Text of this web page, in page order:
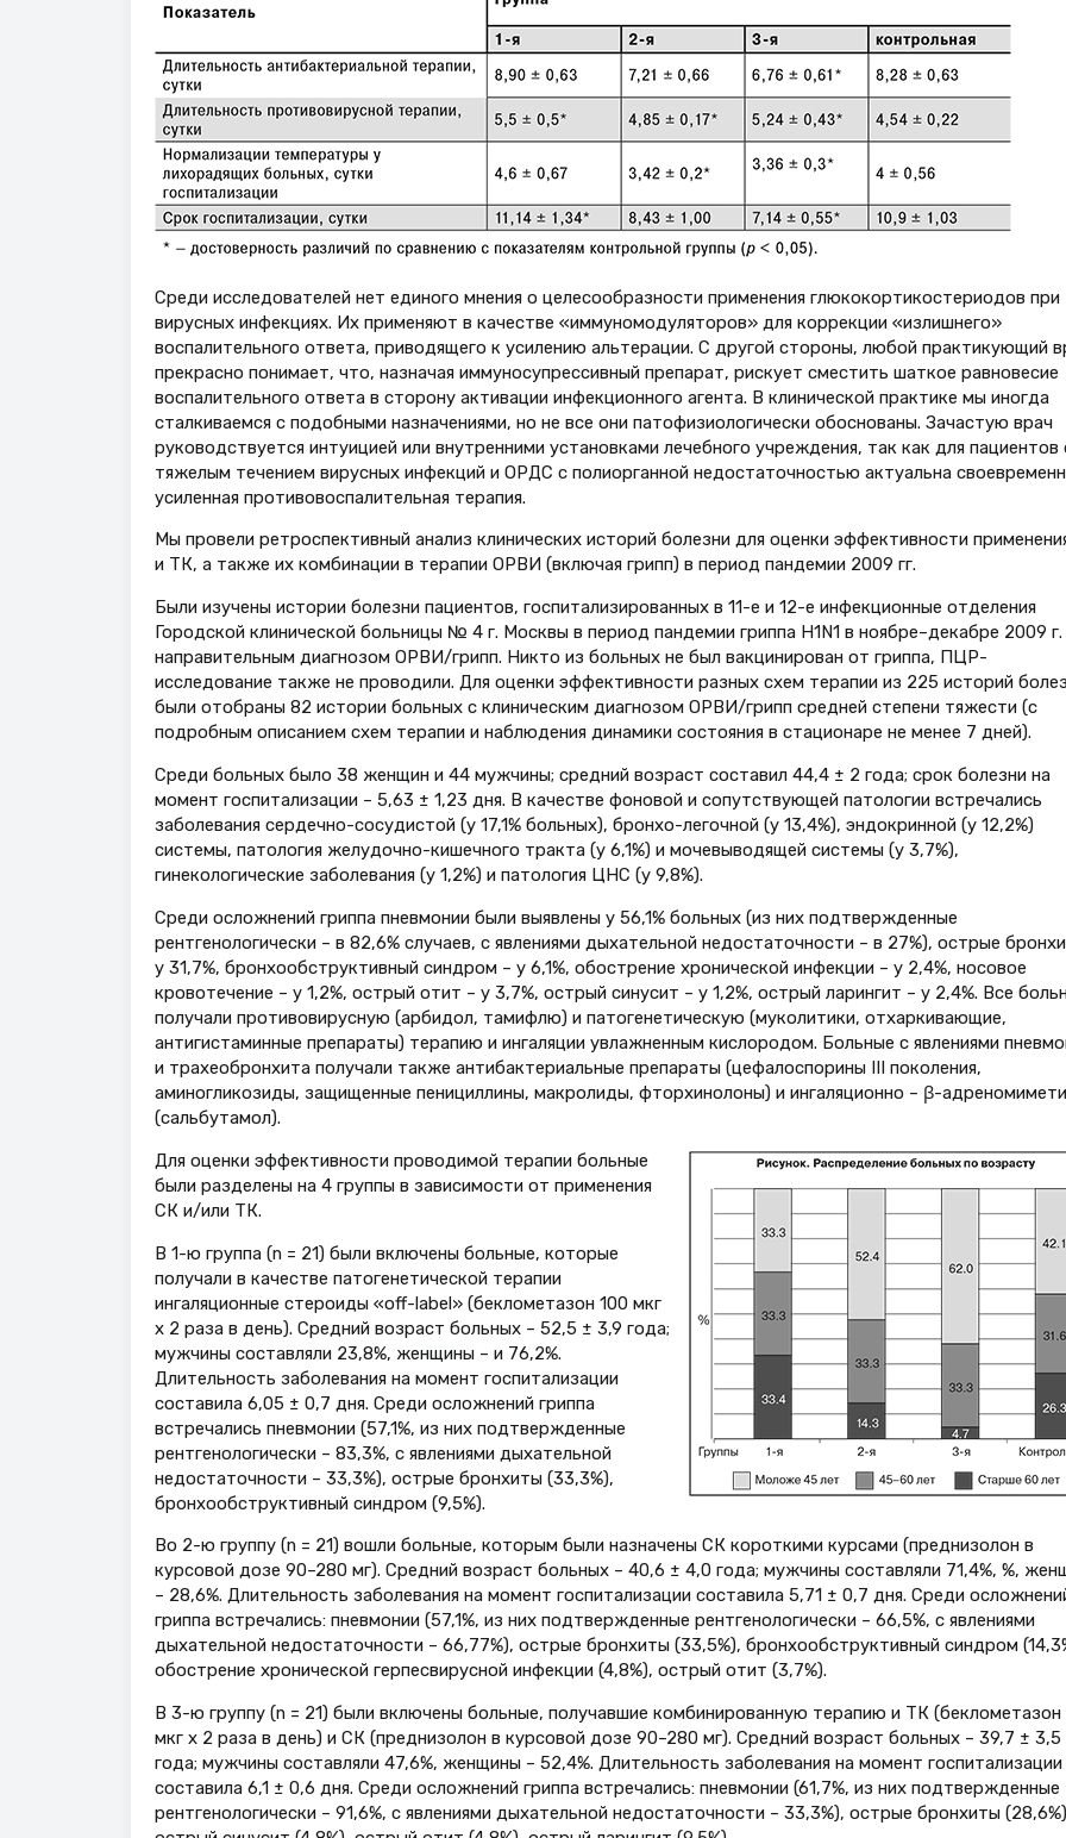
Среди исследователей нет единого мнения о целесообразности применения глюкокортикостериодов при
вирусных инфекциях. Их применяют в качестве «иммуномодуляторов» для коррекции «излишнего»
воспалительного ответа, приводящего к усилению альтерации. С другой стороны, любой практикующий
прекрасно понимает, что, назначая иммуносупрессивный препарат, рискует сместить шаткое равновесие
воспалительного ответа в сторону активации инфекционного агента. В клинической практике мы иногда
сталкиваемся с подобными назначениями, но не все они патофизиологически обоснованы. Зачастую врач
руководствуется интуицией или внутренними установками лечебного учреждения, так как для пациентов
тяжелым течением вирусных инфекций и ОРДС с полиорганной недостаточностью актуальна
усиленная противовоспалительная терапия.
Мы провели ретроспективный анализ клинических историй болезни для оценки эффективности
и ТК, а также их комбинации в терапии ОРВИ (включая грипп) в период пандемии 2009 гг.
Были изучены истории болезни пациентов, госпитализированных в 11-е и 12-е инфекционные отделения
Городской клинической больницы № 4 г. Москвы в период пандемии гриппа H1N1 в ноябре–декабре 2009 г.
направительным диагнозом ОРВИ/грипп. Никто из больных не был вакцинирован от гриппа, ПЦР-
исследование также не проводили. Для оценки эффективности разных схем терапии из 225 историй
были отобраны 82 истории больных с клиническим диагнозом ОРВИ/грипп средней степени тяжести (с
подробным описанием схем терапии и наблюдения динамики состояния в стационаре не менее 7 дней).
Среди больных было 38 женщин и 44 мужчины; средний возраст составил 44,4 ± 2 года; срок болезни на
момент госпитализации – 5,63 ± 1,23 дня. В качестве фоновой и сопутствующей патологии встречались
заболевания сердечно-сосудистой (у 17,1% больных), бронхо-легочной (у 13,4%), эндокринной (у 12,2%)
системы, патология желудочно-кишечного тракта (у 6,1%) и мочевыводящей системы (у 3,7%),
гинекологические заболевания (у 1,2%) и патология ЦНС (у 9,8%).
Среди осложнений гриппа пневмонии были выявлены у 56,1% больных (из них подтвержденные
рентгенологически – в 82,6% случаев, с явлениями дыхательной недостаточности – в 27%), острые
у 31,7%, бронхообструктивный синдром – у 6,1%, обострение хронической инфекции – у 2,4%, носовое
кровотечение – у 1,2%, острый отит – у 3,7%, острый синусит – у 1,2%, острый ларингит – у 2,4%. Все
получали противовирусную (арбидол, тамифлю) и патогенетическую (муколитики, отхаркивающие,
антигистаминные препараты) терапию и ингаляции увлажненным кислородом. Больные с явлениями
и трахеобронхита получали также антибактериальные препараты (цефалоспорины III поколения,
аминогликозиды, защищенные пенициллины, макролиды, фторхинолоны) и ингаляционно – β-
(сальбутамол).
Для оценки эффективности проводимой терапии больные
были разделены на 4 группы в зависимости от применения
СК и/или ТК.
В 1-ю группа (n = 21) были включены больные, которые
получали в качестве патогенетической терапии
ингаляционные стероиды «off-label» (беклометазон 100 мкг
х 2 раза в день). Средний возраст больных – 52,5 ± 3,9 года;
мужчины составляли 23,8%, женщины – и 76,2%.
Длительность заболевания на момент госпитализации
составила 6,05 ± 0,7 дня. Среди осложнений гриппа
встречались пневмонии (57,1%, из них подтвержденные
рентгенологически – 83,3%, с явлениями дыхательной
недостаточности – 33,3%), острые бронхиты (33,3%),
бронхообструктивный синдром (9,5%).
Во 2-ю группу (n = 21) вошли больные, которым были назначены СК короткими курсами (преднизолон в
курсовой дозе 90–280 мг). Средний возраст больных – 40,6 ± 4,0 года; мужчины составляли 71,4%, %,
– 28,6%. Длительность заболевания на момент госпитализации составила 5,71 ± 0,7 дня. Среди
гриппа встречались: пневмонии (57,1%, из них подтвержденные рентгенологически – 66,5%, с явлениями
дыхательной недостаточности – 66,77%), острые бронхиты (33,5%), бронхообструктивный синдром
обострение хронической герпесвирусной инфекции (4,8%), острый отит (3,7%).
В 3-ю группу (n = 21) были включены больные, получавшие комбинированную терапию и ТК (беклометазон
мкг х 2 раза в день) и СК (преднизолон в курсовой дозе 90–280 мг). Средний возраст больных – 39,7 ± 3,5
года; мужчины составляли 47,6%, женщины – 52,4%. Длительность заболевания на момент госпитализации
составила 6,1 ± 0,6 дня. Среди осложнений гриппа встречались: пневмонии (61,7%, из них подтвержденные
рентгенологически – 91,6%, с явлениями дыхательной недостаточности – 33,3%), острые бронхиты